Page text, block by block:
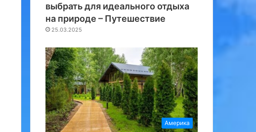
выбрать для идеального отдыха
на природе – Путешествие
25.03.2025
Америка